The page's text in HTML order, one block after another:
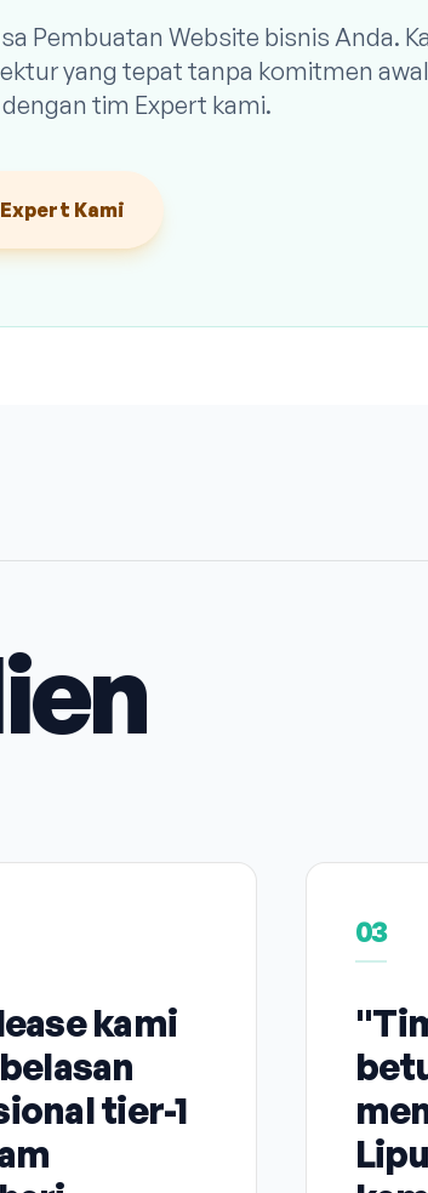
Pembuatan Website bisnis Anda.
yang tepat tanpa komitmen
tim Expert kami.
Kami
kami
tier-1
03